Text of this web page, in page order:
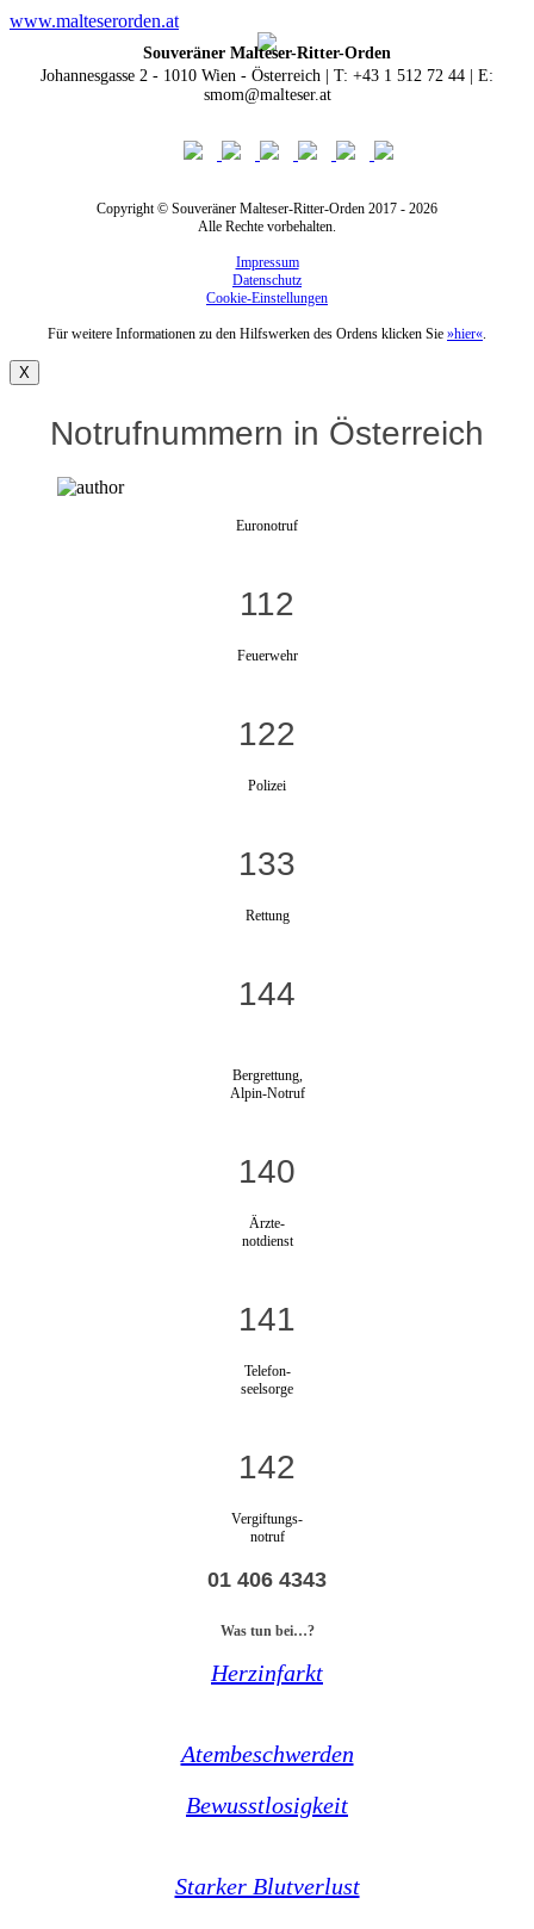
www.malteserorden.at
Souveräner Malteser-Ritter-Orden
Johannesgasse 2 - 1010 Wien - Österreich | T: +43 1 512 72 44 | E:
smom@malteser.at
Copyright © Souveräner Malteser-Ritter-Orden 2017 - 2026
Alle Rechte vorbehalten.
Impressum
Datenschutz
Cookie-Einstellungen
Für weitere Informationen zu den Hilfswerken des Ordens klicken Sie »hier«.
X
Notrufnummern in Österreich
Euronotruf
112
Feuerwehr
122
Polizei
133
Rettung
144
Bergrettung,
Alpin-Notruf
140
Ärzte-
notdienst
141
Telefon-
seelsorge
142
Vergiftungs-
notruf
01 406 4343
Was tun bei…?
Herzinfarkt
Atembeschwerden
Bewusstlosigkeit
Starker Blutverlust